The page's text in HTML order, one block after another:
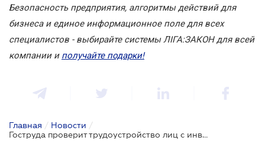
Безопасность предприятия, алгоритмы действий для
бизнеса и единое информационное поле для всех
специалистов - выбирайте системы ЛІГА:ЗАКОН для всей
компании и получайте подарки!
Главная / Новости /
Гоструда проверит трудоустройство лиц с инвалидностью по новой методике